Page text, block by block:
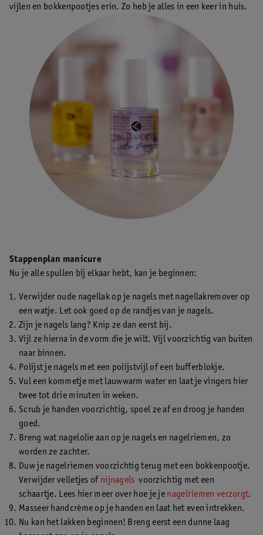
vijlen en bokkenpootjes erin. Zo heb je alles in een keer in huis.
Stappenplan manicure
Nu je alle spullen bij elkaar hebt, kan je beginnen:
Verwijder oude nagellak op je nagels met nagellakremover op
een watje. Let ook goed op de randjes van je nagels.
Zijn je nagels lang? Knip ze dan eerst bij.
Vijl ze hierna in de vorm die je wilt. Vijl voorzichtig van buiten
naar binnen.
Polijst je nagels met een polijstvijl of een bufferblokje.
Vul een kommetje met lauwwarm water en laat je vingers hier
twee tot drie minuten in weken.
Scrub je handen voorzichtig, spoel ze af en droog je handen
goed.
Breng wat nagelolie aan op je nagels en nagelriemen, zo
worden ze zachter.
Duw je nagelriemen voorzichtig terug met een bokkenpootje.
Verwijder velletjes of nijnagels voorzichtig met een
schaartje. Lees hier meer over hoe je je nagelriemen verzorgt.
Masseer handcrème op je handen en laat het even intrekken.
Nu kan het lakken beginnen! Breng eerst een dunne laag